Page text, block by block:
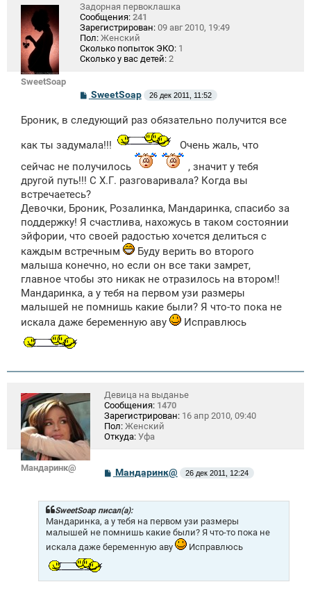
SweetSoap
Задорная первоклашка
Сообщения: 241
Зарегистрирован: 09 авг 2010, 19:49
Пол: Женский
Сколько попыток ЭКО: 1
Сколько у вас детей: 2
С
о
б
е
н
е
SweetSoap 26 дек 2011, 11:52
Броник, в следующий раз обязательно получится все
как ты задумала!!!
Очень жаль, что
сейчас не получилось
, значит у тебя
другой путь!!! С Х.Г. разговаривала? Когда вы
встречаетесь?
Девочки, Броник, Розалинка, Мандаринка, спасибо за
поддержку! Я счастлива, нахожусь в таком состоянии
эйфории, что своей радостью хочется делиться с
каждым встречным
Буду верить во второго
малыша конечно, но если он все таки замрет,
главное чтобы это никак не отразилось на втором!!
Мандаринка, а у тебя на первом узи размеры
малышей не помнишь какие были? Я что-то пока не
искала даже беременную аву
Исправлюсь
Мандаринк@
Девица на выданье
Сообщения: 1470
Зарегистрирован: 16 апр 2010, 09:40
Пол: Женский
Откуда: Уфа
С
о
б
щ
е
н
и
е
Мандаринк@ 26 дек 2011, 12:24
SweetSoap писал(а):
Мандаринка, а у тебя на первом узи размеры
малышей не помнишь какие были? Я что-то пока не
искала даже беременную аву
Исправлюсь